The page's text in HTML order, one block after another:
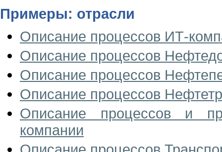
Примеры: отрасли
Описание процессов ИТ-
Описание процессов
Описание процессов
Описание процессов
Описание процессов и
компании